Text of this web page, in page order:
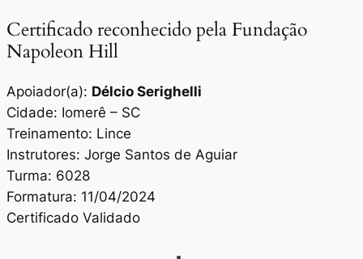
Certificado reconhecido pela Fundação
Napoleon Hill
Apoiador(a): Délcio Serighelli
Cidade: Iomerê – SC
Treinamento: Lince
Instrutores: Jorge Santos de Aguiar
Turma: 6028
Formatura: 11/04/2024
Certificado Validado